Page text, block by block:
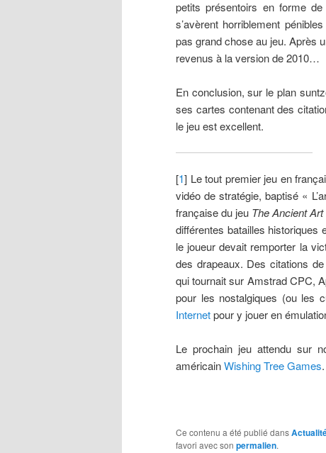
petits présentoirs en forme
s’avèrent horriblement
pas grand chose au jeu. Après
revenus à la version de 2010…
En conclusion, sur le plan
ses cartes contenant des
le jeu est excellent.
[1] Le tout premier jeu en
vidéo de stratégie, baptisé «
française du jeu The Ancient Art
différentes batailles historiques
le joueur devait remporter la
des drapeaux. Des citations
qui tournait sur Amstrad CPC,
pour les nostalgiques (ou les
Internetpour y jouer en
Le prochain jeu attendu sur
américainWishing Tree Games.
Ce contenu a été publié dans
favori avec son permalien.